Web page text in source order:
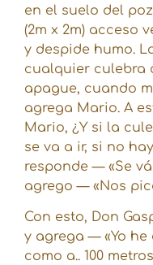
en el suelo del
(2m x 2m) acceso
y despide humo.
cualquier culebra
apague, cuando
agrega Mario. A
Mario, ¿Y si la
se va a ir, si no
responde — «Se
agrego — «Nos
Con esto, Don
y agrega — «Yo he
como a.. 100